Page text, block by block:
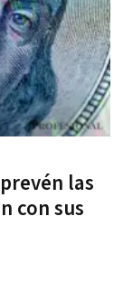
las
con sus